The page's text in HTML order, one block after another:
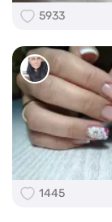
5933
1445